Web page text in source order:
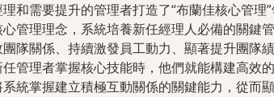
和需要提升的管理者打造了“布蘭佳核心管
心管理理念，系統培養新任經理人必備的關鍵
隊關係、持續激發員工動力、顯著提升團隊
管理者掌握核心技能時，他們就能構建高效
系統掌握建立積極互動關係的關鍵能力，從而